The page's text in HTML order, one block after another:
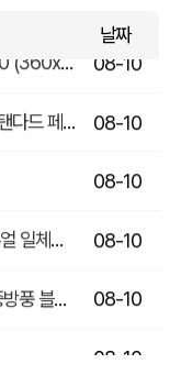
날짜
08-10